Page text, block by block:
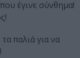
έγινε σύνθημα!
παλιά για να